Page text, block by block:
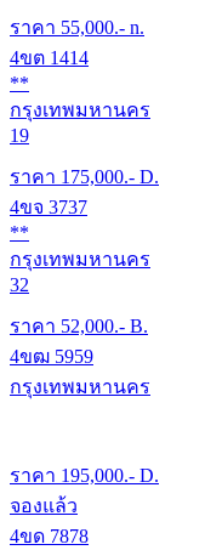
ราคา 55,000.- n.
4ขต 1414
**
กรุงเทพมหานคร
19
ราคา 175,000.- D.
4ขจ 3737
**
กรุงเทพมหานคร
32
ราคา 52,000.- B.
4ขฒ 5959
กรุงเทพมหานคร
ราคา 195,000.- D.
จองแล้ว
4ขด 7878